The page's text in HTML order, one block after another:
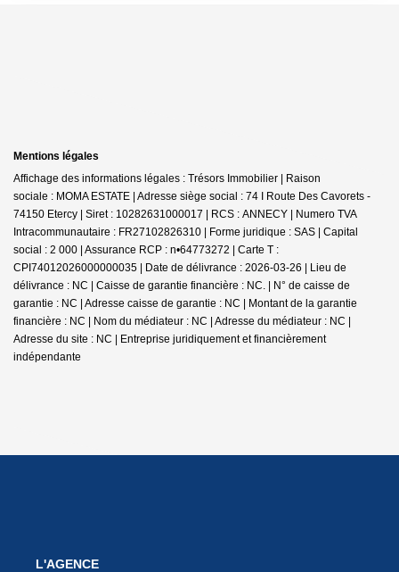
Mentions légales
Affichage des informations légales : Trésors Immobilier | Raison
sociale : MOMA ESTATE | Adresse siège social : 74 I Route Des Cavorets -
74150 Etercy | Siret : 10282631000017 | RCS : ANNECY | Numero TVA
Intracommunautaire : FR27102826310 | Forme juridique : SAS | Capital
social : 2 000 | Assurance RCP : n•64773272 | Carte T :
CPI74012026000000035 | Date de délivrance : 2026-03-26 | Lieu de
délivrance : NC | Caisse de garantie financière : NC. | N° de caisse de
garantie : NC | Adresse caisse de garantie : NC | Montant de la garantie
financière : NC | Nom du médiateur : NC | Adresse du médiateur : NC |
Adresse du site : NC | Entreprise juridiquement et financièrement
indépendante
L'AGENCE